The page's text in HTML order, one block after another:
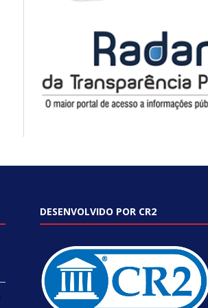
DESENVOLVIDO POR CR2